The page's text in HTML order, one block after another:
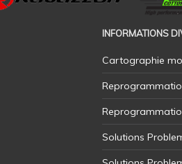
INFORMATIONS
Cartographie
Solutions